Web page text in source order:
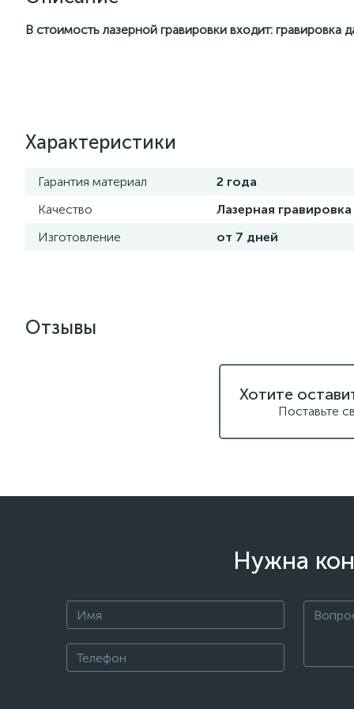
В стоимость лазерной гравировки входит: гравировка
Характеристики
Гарантия материал
2 года
Качество
Лазерная
Изготовление
от 7 дней
Отзывы
Хотите
Поставьте
Нужна